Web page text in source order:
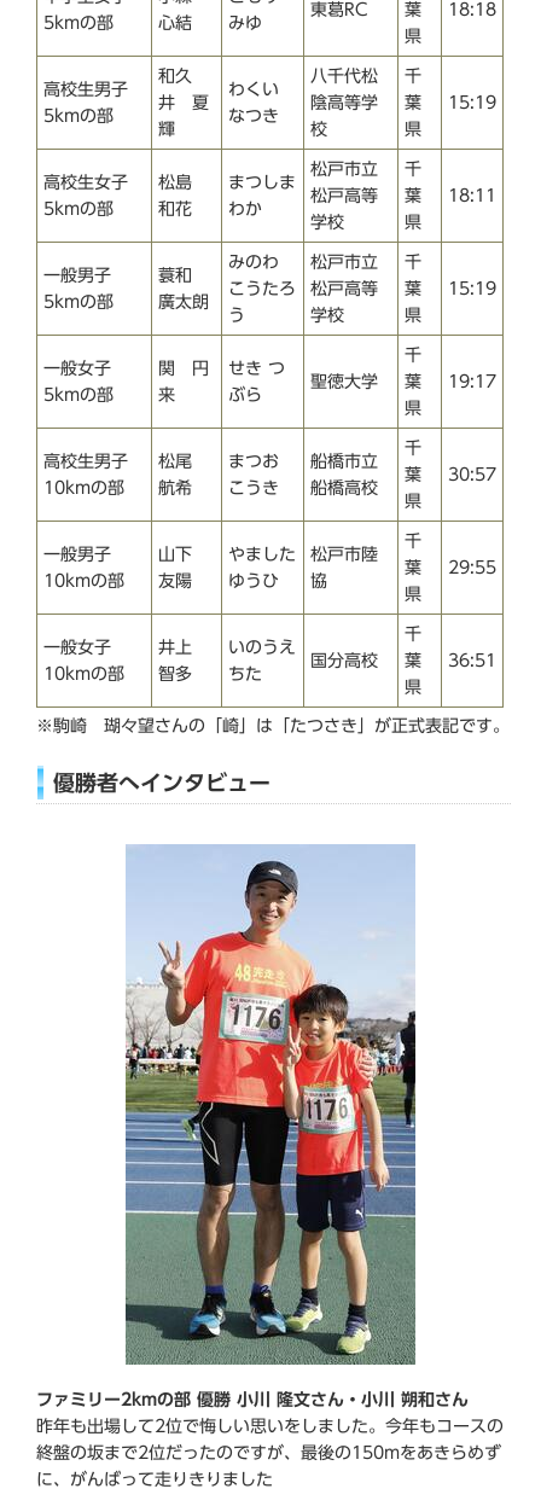
5kmの部
心結
みゆ
東葛RC
葉
県
18:18
高校生男子
5kmの部
和久
井 夏
輝
わくい
なつき
八千代松
陰高等学
校
千
葉
県
15:19
高校生女子
5kmの部
松島
和花
まつしま
わか
松戸市立
松戸高等
学校
千
葉
県
18:11
一般男子
5kmの部
蓑和
廣太朗
みのわ
こうたろ
う
松戸市立
松戸高等
学校
千
葉
県
15:19
一般女子
5kmの部
関 円
来
せき つ
ぶら
聖徳大学
千
葉
県
19:17
高校生男子
10kmの部
松尾
航希
まつお
こうき
船橋市立
船橋高校
千
葉
県
30:57
一般男子
10kmの部
山下
友陽
やました
ゆうひ
松戸市陸
協
千
葉
県
29:55
一般女子
10kmの部
井上
智多
いのうえ
ちた
国分高校
千
葉
県
36:51
※駒崎 瑚々望さんの「崎」は「たつさき」が正式表記です。
優勝者へインタビュー
ファミリー2kmの部 優勝 小川 隆文さん・小川 朔和さん
昨年も出場して2位で悔しい思いをしました。今年もコースの
終盤の坂まで2位だったのですが、最後の150mをあきらめず
に、がんばって走りきりました